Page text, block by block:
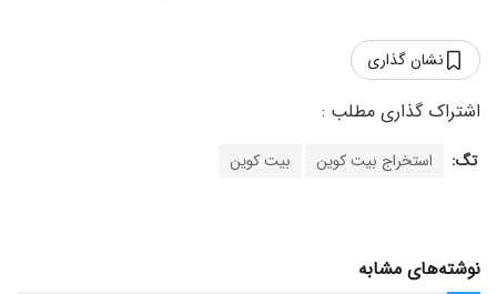
نشان گذاری
تگ: استخراج بیت کوین بیت کوین
نوشته‌های مشابه